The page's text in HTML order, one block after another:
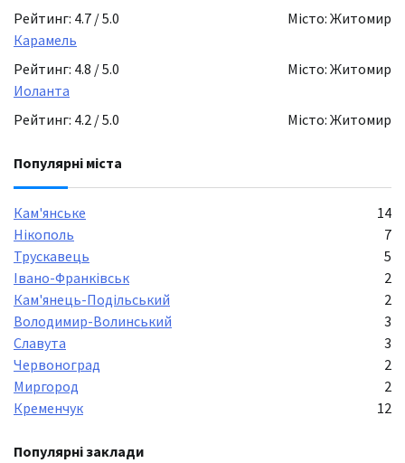
Рейтинг: 4.7 / 5.0
Місто: Житомир
Карамель
Рейтинг: 4.8 / 5.0
Місто: Житомир
Иоланта
Рейтинг: 4.2 / 5.0
Місто: Житомир
Популярні міста
Кам'янське
14
Нікополь
7
Трускавець
5
Івано-Франківськ
2
Кам'янець-Подільський
2
Володимир-Волинський
3
Славута
3
Червоноград
2
Миргород
2
Кременчук
12
Популярні заклади